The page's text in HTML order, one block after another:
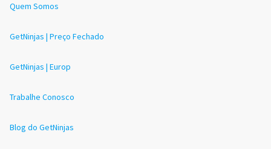
Quem Somos
GetNinjas | Preço Fechado
GetNinjas | Europ
Trabalhe Conosco
Blog do GetNinjas